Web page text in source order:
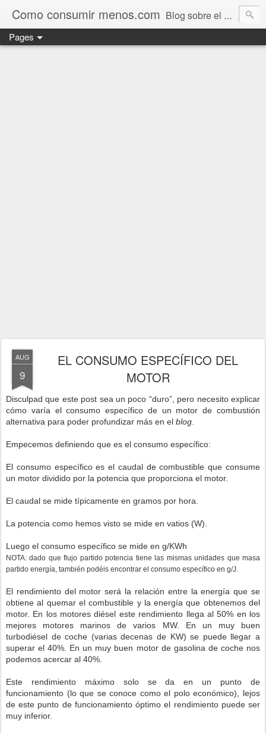
Como consumir menos.com Blog sobre el ahorro de combustible en coches
Pages
AUG
9
EL CONSUMO ESPECÍFICO DEL
MOTOR
Disculpad que este post sea un poco “duro”, pero necesito explicar
cómo varía el consumo específico de un motor de combustión
alternativa para poder profundizar más en el blog
Empecemos definiendo que es el consumo específico:
El consumo específico es el caudal de combustible que consume
un motor dividido por la potencia que proporciona el motor.
El caudal se mide típicamente en gramos por hora.
La potencia como hemos visto se mide en vatios (W).
Luego el consumo específico se mide en g/KWh
NOTA: dado que flujo partido potencia tiene las mismas unidades que masa
partido energía, también podéis encontrar el consumo específico en g/J.
El rendimiento del motor será la relación entre la energía que se
obtiene al quemar el combustible y la energía que obtenemos del
motor. En los motores diésel este rendimiento llega al 50% en los
mejores motores marinos de varios MW. En un muy buen
turbodiésel de coche (varias decenas de KW) se puede llegar a
superar el 40%. En un muy buen motor de gasolina de coche nos
podemos acercar al 40%.
Este rendimiento máximo solo se da en un punto de
funcionamiento (lo que se conoce como el polo económico), lejos
de este punto de funcionamiento óptimo el rendimiento puede ser
muy inferior.